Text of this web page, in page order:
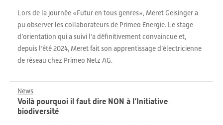
Lors de la journée «Futur en tous genres», Meret Geisinger a
pu observer les collaborateurs de Primeo Energie. Le stage
d’orientation qui a suivi l’a définitivement convaincue et,
depuis l’été 2024, Meret fait son apprentissage d’électricienne
de réseau chez Primeo Netz AG.
News
Voilà pourquoi il faut dire NON à l’Initiative
biodiversité